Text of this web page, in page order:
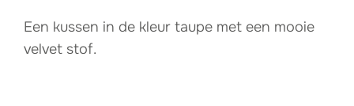
Een kussen in de kleur taupe met een mooie
velvet stof.